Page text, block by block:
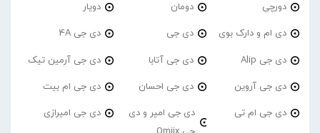
دورچی دومان دویار
دی ام و دارک بوی دی جی دی جی 4A
دی جی Alip دی جی آتابا دی جی آرمین تیک
دی جی آروین دی جی احسان دی جی ام بیت
دی جی ام تی
دی جی امیر و دی
دی جی امیرازی